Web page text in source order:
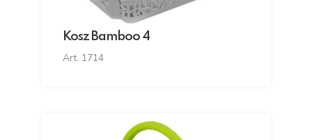
Kosz Bamboo 4
Art. 1714